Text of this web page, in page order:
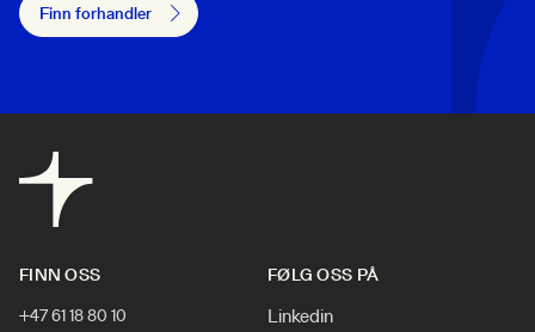
Finn forhandler
FINN OSS
+47 61 18 80 10
FØLG OSS PÅ
Linkedin